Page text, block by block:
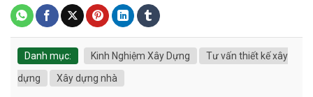
Danh mục: Kinh Nghiệm Xây Dựng
Tư vấn thiết kế xây
dựng
Xây dựng nhà